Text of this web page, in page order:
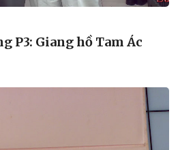
P3: Giang hồ Tam Ác